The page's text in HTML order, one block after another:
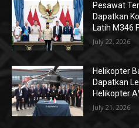
Pesawat
Dapatkan
Latih M346
July 22, 2026
Helikopter
Dapatkan
Helikopter
July 21, 2026